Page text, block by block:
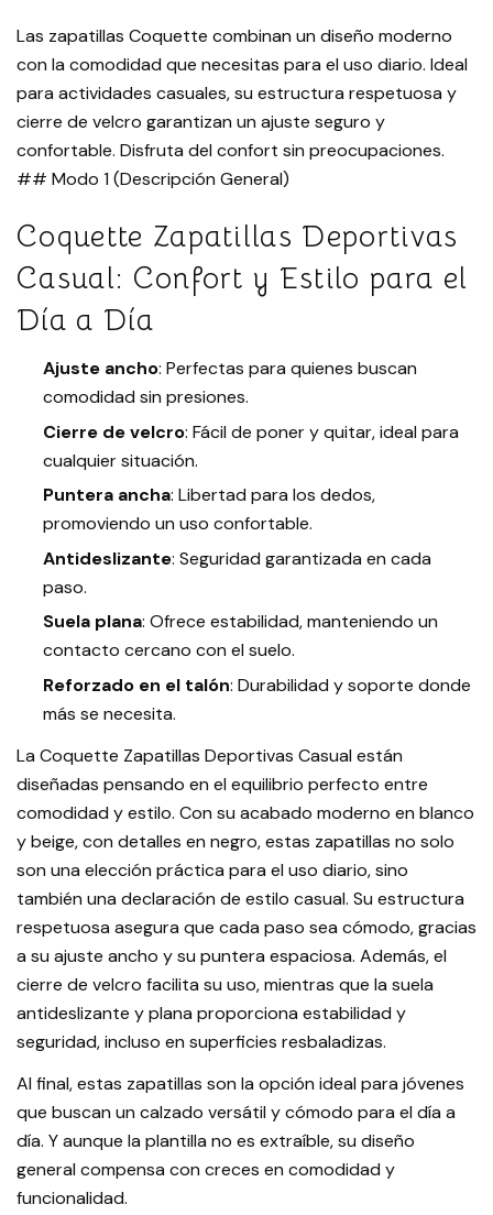
Las zapatillas Coquette combinan un diseño moderno
con la comodidad que necesitas para el uso diario. Ideal
para actividades casuales, su estructura respetuosa y
cierre de velcro garantizan un ajuste seguro y
confortable. Disfruta del confort sin preocupaciones.
## Modo 1 (Descripción General)
Coquette Zapatillas Deportivas
Casual: Confort y Estilo para el
Día a Día
Ajuste ancho: Perfectas para quienes buscan
comodidad sin presiones.
Cierre de velcro: Fácil de poner y quitar, ideal para
cualquier situación.
Puntera ancha: Libertad para los dedos,
promoviendo un uso confortable.
Antideslizante: Seguridad garantizada en cada
paso.
Suela plana: Ofrece estabilidad, manteniendo un
contacto cercano con el suelo.
Reforzado en el talón: Durabilidad y soporte donde
más se necesita.
La Coquette Zapatillas Deportivas Casual están
diseñadas pensando en el equilibrio perfecto entre
comodidad y estilo. Con su acabado moderno en blanco
y beige, con detalles en negro, estas zapatillas no solo
son una elección práctica para el uso diario, sino
también una declaración de estilo casual. Su estructura
respetuosa asegura que cada paso sea cómodo, gracias
a su ajuste ancho y su puntera espaciosa. Además, el
cierre de velcro facilita su uso, mientras que la suela
antideslizante y plana proporciona estabilidad y
seguridad, incluso en superficies resbaladizas.
Al final, estas zapatillas son la opción ideal para jóvenes
que buscan un calzado versátil y cómodo para el día a
día. Y aunque la plantilla no es extraíble, su diseño
general compensa con creces en comodidad y
funcionalidad.